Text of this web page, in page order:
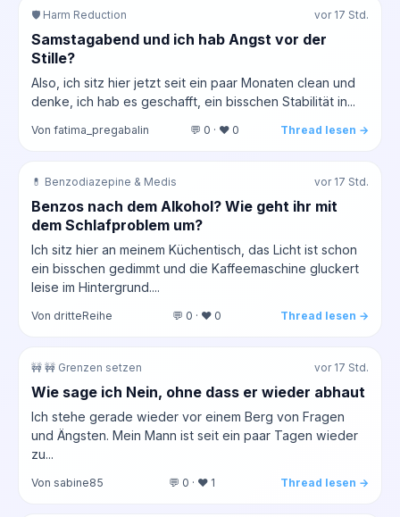
🛡️ Harm Reduction vor 17 Std.
Samstagabend und ich hab Angst vor der
Stille?
Also, ich sitz hier jetzt seit ein paar Monaten clean und
denke, ich hab es geschafft, ein bisschen Stabilität in...
Von fatima_pregabalin 💬 0 · ❤️ 0 Thread lesen →
💊 Benzodiazepine & Medis vor 17 Std.
Benzos nach dem Alkohol? Wie geht ihr mit
dem Schlafproblem um?
Ich sitz hier an meinem Küchentisch, das Licht ist schon
ein bisschen gedimmt und die Kaffeemaschine gluckert
leise im Hintergrund....
Von dritteReihe 💬 0 · ❤️ 0 Thread lesen →
🚧 🚧 Grenzen setzen vor 17 Std.
Wie sage ich Nein, ohne dass er wieder abhaut
Ich stehe gerade wieder vor einem Berg von Fragen
und Ängsten. Mein Mann ist seit ein paar Tagen wieder
zu...
Von sabine85 💬 0 · ❤️ 1 Thread lesen →